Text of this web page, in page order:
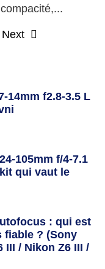
compacité,...
Next
14mm f2.8-3.5 L
105mm f/4-7.1
qui vaut le
: qui est
fiable ? (Sony
III / Nikon Z6 III /